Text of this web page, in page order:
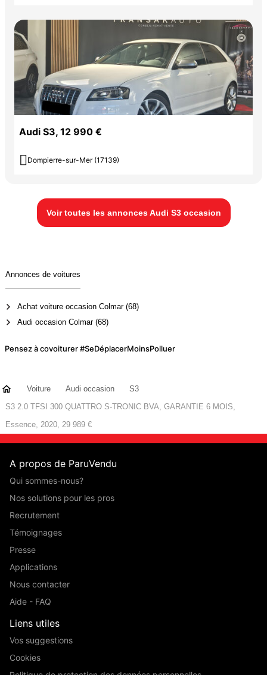
Audi S3, 12 990 €
 Dompierre-sur-Mer (17139)
Voir toutes les annonces Audi S3 occasion
Annonces de voitures
Achat voiture occasion Colmar (68)
Audi occasion Colmar (68)
Pensez à covoiturer #SeDéplacerMoinsPolluer
Voiture Audi occasion
S3
S3 2.0 TFSI 300 QUATTRO S-TRONIC BVA, GARANTIE 6 MOIS,
Essence, 2020, 29 989 €
A propos de ParuVendu
Qui sommes-nous?
Nos solutions pour les pros
Recrutement
Témoignages
Presse
Applications
Nous contacter
Aide - FAQ
Liens utiles
Vos suggestions
Cookies